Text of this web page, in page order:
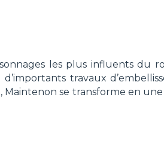
les plus influents du
travaux
Maintenon se transforme en